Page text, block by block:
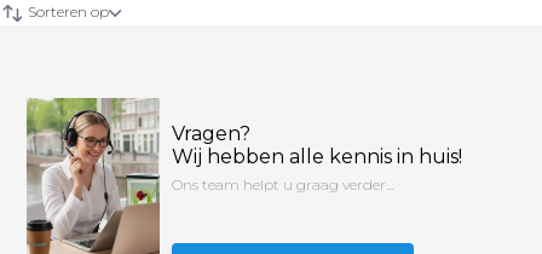
Sorteren op
Vragen?
Wij hebben alle kennis in huis!
Ons team helpt u graag verder...